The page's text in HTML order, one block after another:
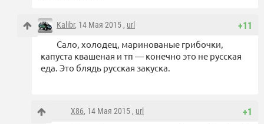
+11
Kalibr, 14 Мая 2015 , url
Сало, холодец, маринованые грибочки,
капуста квашеная и тп — конечно это не русская
еда. Это блядь русская закуска.
+1
X86, 14 Мая 2015 , url